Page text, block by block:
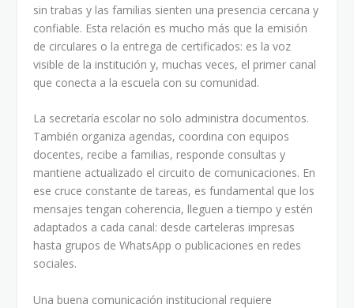
sin trabas y las familias sienten una presencia cercana y
confiable. Esta relación es mucho más que la emisión
de circulares o la entrega de certificados: es la voz
visible de la institución y, muchas veces, el primer canal
que conecta a la escuela con su comunidad.
La secretaría escolar no solo administra documentos.
También organiza agendas, coordina con equipos
docentes, recibe a familias, responde consultas y
mantiene actualizado el circuito de comunicaciones. En
ese cruce constante de tareas, es fundamental que los
mensajes tengan coherencia, lleguen a tiempo y estén
adaptados a cada canal: desde carteleras impresas
hasta grupos de WhatsApp o publicaciones en redes
sociales.
Una buena comunicación institucional requiere